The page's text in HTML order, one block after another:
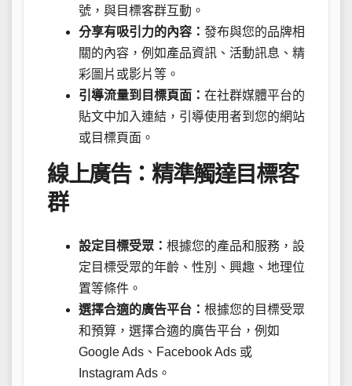
號，與目標客群互動。
分享有吸引力的內容： 發布與您的品牌相
關的內容，例如產品資訊、活動訊息、精
彩圖片或影片等。
引導流量到目標頁面： 在社群媒體平台的
貼文中加入連結，引導使用者到您的網站
或目標頁面。
線上廣告：精準觸達目標客
群
設定目標受眾： 根據您的產品和服務，設
定目標受眾的年齡、性別、興趣、地理位
置等條件。
選擇合適的廣告平台： 根據您的目標受眾
和預算，選擇合適的廣告平台，例如
Google Ads、Facebook Ads 或
Instagram Ads。